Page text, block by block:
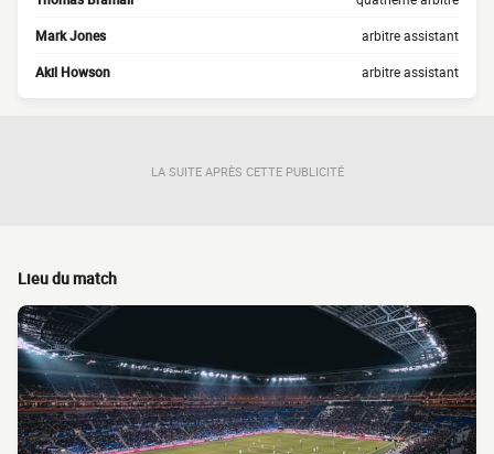
Mark Jones arbitre assistant
Akil Howson arbitre assistant
LA SUITE APRÈS CETTE PUBLICITÉ
Lieu du match